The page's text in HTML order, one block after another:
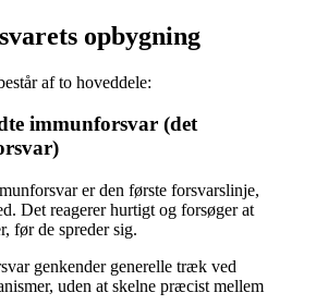
opbygning
af to hoveddele:
immunforsvar (det
er den første forsvarslinje,
Det reagerer hurtigt og forsøger at
før de spreder sig.
genkender generelle træk ved
uden at skelne præcist mellem